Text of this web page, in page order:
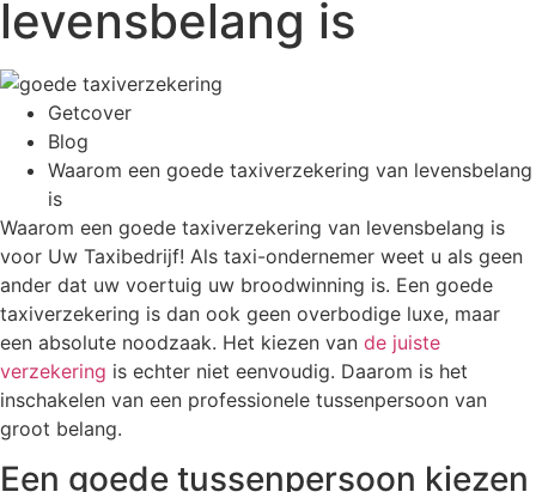
levensbelang is
Getcover
Blog
Waarom een goede taxiverzekering van levensbelang
is
Waarom een goede taxiverzekering van levensbelang is
voor Uw Taxibedrijf! Als taxi-ondernemer weet u als geen
ander dat uw voertuig uw broodwinning is. Een goede
taxiverzekering is dan ook geen overbodige luxe, maar
een absolute noodzaak. Het kiezen van de juiste
verzekering is echter niet eenvoudig. Daarom is het
inschakelen van een professionele tussenpersoon van
groot belang.
Een goede tussenpersoon kiezen